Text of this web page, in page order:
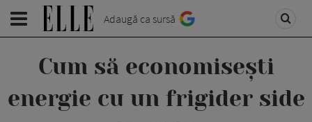
Adaugă ca sursă
Cum să economisești
energie cu un frigider side